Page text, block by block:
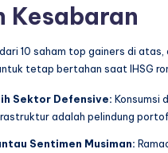
Kesabaran
10 saham top gainers di atas,
tetap bertahan saat IHSG
Sektor Defensive: Konsumsi
adalah pelindung
Sentimen Musiman: